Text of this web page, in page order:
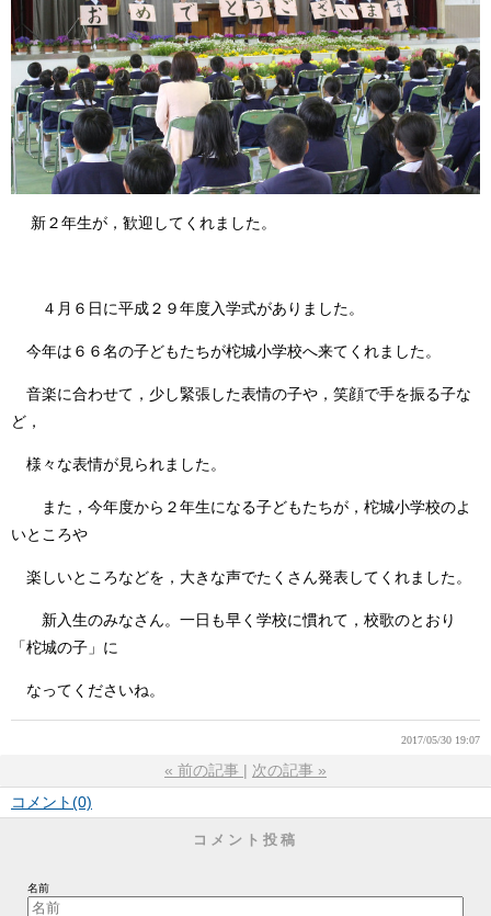
新２年生が，歓迎してくれました。
４月６日に平成２９年度入学式がありました。
今年は６６名の子どもたちが柁城小学校へ来てくれました。
音楽に合わせて，少し緊張した表情の子や，笑顔で手を振る子な
ど，
様々な表情が見られました。
また，今年度から２年生になる子どもたちが，柁城小学校のよ
いところや
楽しいところなどを，大きな声でたくさん発表してくれました。
新入生のみなさん。一日も早く学校に慣れて，校歌のとおり
「柁城の子」に
なってくださいね。
2017/05/30 19:07
« 前の記事 次の記事 »
コメント(0)
コメント投稿
名前